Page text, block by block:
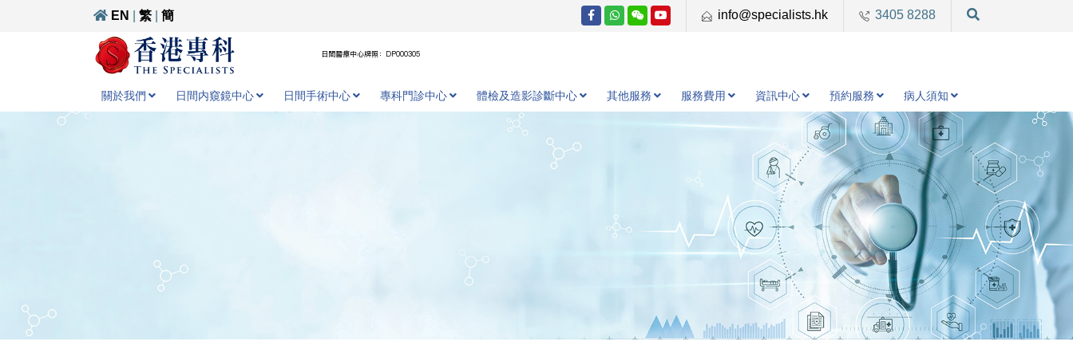
EN 繁 簡 info@specialists.hk 3405 8288
日間醫療中心牌照：DP000305
關於我們 日間内窺鏡中心 日間手術中心 專科門診中心 體檢及造影診斷中心 其他服務 服務費用 資訊中心 預約服務 病人須知